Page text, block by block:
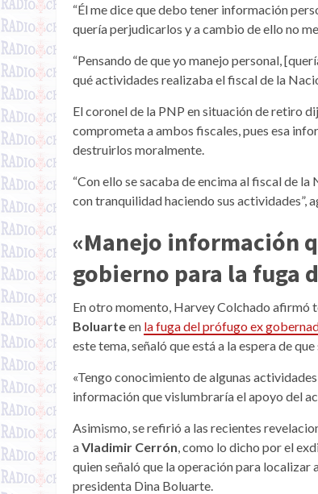
“Él me dice que debo tener información
quería perjudicarlos y a cambio de ello no
“Pensando de que yo manejo personal,
qué actividades realizaba el fiscal de la
El coronel de la PNP en situación de retiro
comprometa a ambos fiscales, pues esa
destruirlos moralmente.
“Con ello se sacaba de encima al fiscal de
con tranquilidad haciendo sus actividades”,
«Manejo información
gobierno para la fuga
En otro momento, Harvey Colchado afirmó
Boluarteen la fuga del prófugo ex
este tema, señaló que está a la espera de
«Tengo conocimiento de algunas
información que vislumbraría el apoyo del
Asimismo, se refirió a las recientes
aVladimir Cerrón, como lo dicho por el
quien señaló que la operación para
presidenta Dina Boluarte.